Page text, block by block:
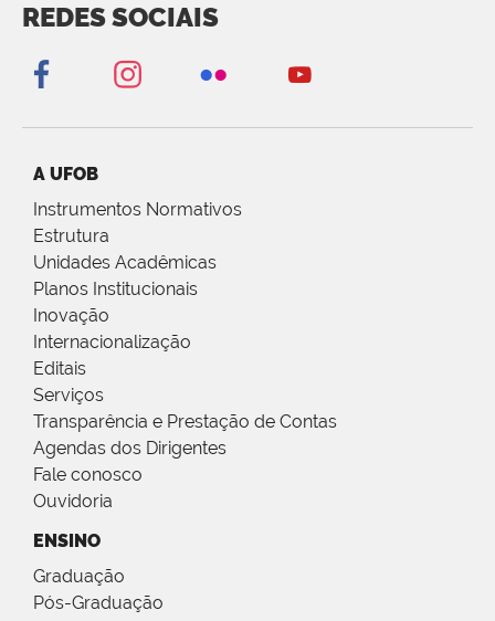
REDES SOCIAIS
A UFOB
Instrumentos Normativos
Estrutura
Unidades Acadêmicas
Planos Institucionais
Inovação
Internacionalização
Editais
Serviços
Transparência e Prestação de Contas
Agendas dos Dirigentes
Fale conosco
Ouvidoria
ENSINO
Graduação
Pós-Graduação